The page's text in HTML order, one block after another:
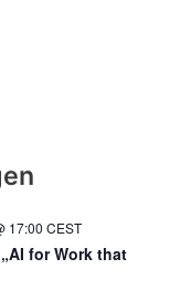
17:00 CEST
for Work that